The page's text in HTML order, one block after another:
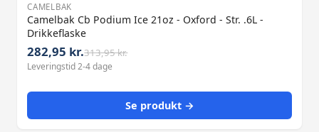
CAMELBAK
Camelbak Cb Podium Ice 21oz - Oxford - Str. .6L -
Drikkeflaske
282,95 kr.313,95 kr.
Leveringstid 2-4 dage
Se produkt →